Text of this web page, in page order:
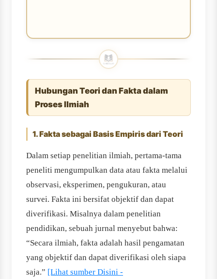
Hubungan Teori dan Fakta dalam
Proses Ilmiah
1. Fakta sebagai Basis Empiris dari Teori
Dalam setiap penelitian ilmiah, pertama-tama
peneliti mengumpulkan data atau fakta melalui
observasi, eksperimen, pengukuran, atau
survei. Fakta ini bersifat objektif dan dapat
diverifikasi. Misalnya dalam penelitian
pendidikan, sebuah jurnal menyebut bahwa:
“Secara ilmiah, fakta adalah hasil pengamatan
yang objektif dan dapat diverifikasi oleh siapa
saja.” [Lihat sumber Disini -